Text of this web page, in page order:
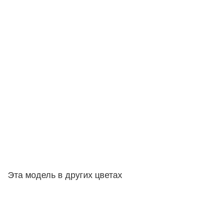
Эта модель в других цветах